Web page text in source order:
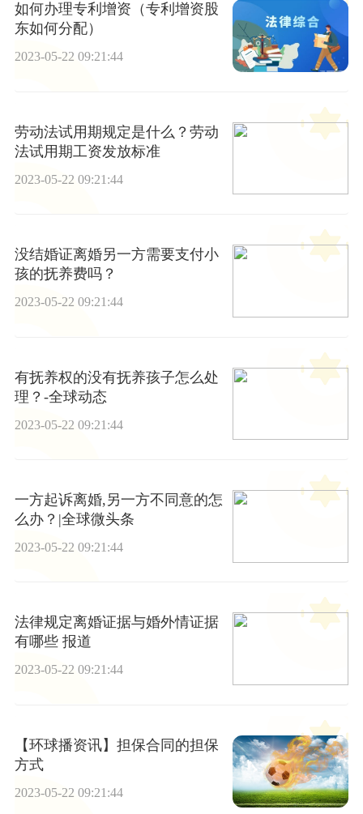
如何办理专利增资（专利增资股
东如何分配）
2023-05-22 09:21:44
劳动法试用期规定是什么？劳动
法试用期工资发放标准
2023-05-22 09:21:44
没结婚证离婚另一方需要支付小
孩的抚养费吗？
2023-05-22 09:21:44
有抚养权的没有抚养孩子怎么处
理？-全球动态
2023-05-22 09:21:44
一方起诉离婚,另一方不同意的怎
么办？|全球微头条
2023-05-22 09:21:44
法律规定离婚证据与婚外情证据
有哪些 报道
2023-05-22 09:21:44
【环球播资讯】担保合同的担保
方式
2023-05-22 09:21:44